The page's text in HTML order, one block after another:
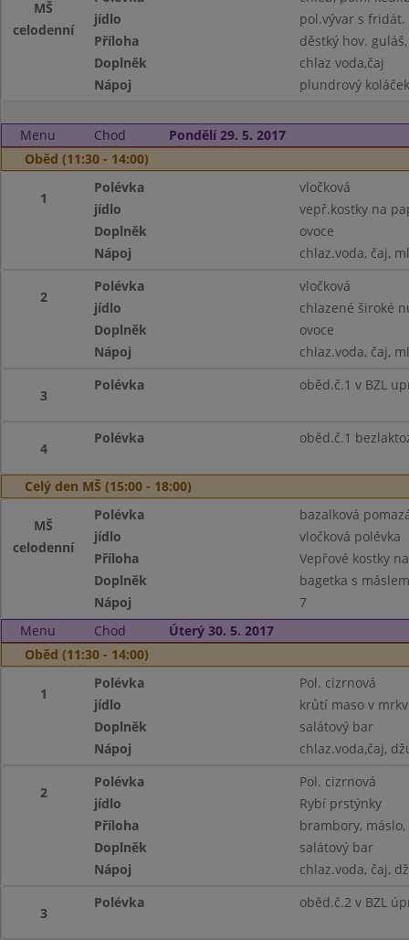
MŠ
celodenní
jídlo
pol.vývar s
Příloha
děstký hov.
Doplněk
chlaz voda,čaj
Nápoj
plundrový
Menu Chod
Pondělí 29. 5. 2017
Oběd (11:30 - 14:00)
1
Polévka
vločková
jídlo
vepř.kostky na
Doplněk
ovoce
Nápoj
chlaz.voda, čaj,
2
Polévka
vločková
jídlo
chlazené široké
Doplněk
ovoce
Nápoj
chlaz.voda, čaj,
3
Polévka oběd.č.1 v BZL
4
Polévka oběd.č.1
Celý den MŠ (15:00 - 18:00)
MŠ
celodenní
Polévka
bazalková
jídlo
vločková polévka
Příloha
Vepřové kostky
Doplněk
bagetka s
Nápoj
7
Menu
Chod
Úterý 30. 5. 2017
Oběd (11:30 - 14:00)
1
Polévka
Pol. cizrnová
jídlo
krůtí maso v
Doplněk
salátový bar
Nápoj
chlaz.voda,čaj,
2
Polévka
Pol. cizrnová
jídlo
Rybí prstýnky
Příloha
brambory,
Doplněk
salátový bar
Nápoj
chlaz.voda, čaj,
3
Polévka oběd.č.2 v BZL